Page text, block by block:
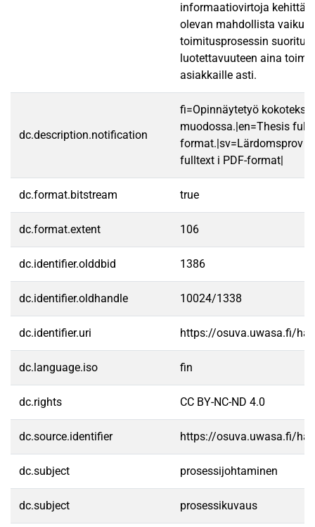
informaatiovirtoja
olevan mahdollista
toimitusprosessin
luotettavuuteen aina
asiakkaille asti.
dc.description.notification
fi=Opinnäytetyö
muodossa.|en=Thesis
format.|sv=Lärdomsprov
fulltext i PDF-format|
dc.format.bitstream true
dc.format.extent 106
dc.identifier.olddbid 1386
dc.identifier.oldhandle 10024/1338
dc.identifier.uri https://osuva.uwasa.fi/
dc.language.iso fin
dc.rights CC BY-NC-ND 4.0
dc.source.identifier https://osuva.uwasa.fi/
dc.subject prosessijohtaminen
dc.subject prosessikuvaus